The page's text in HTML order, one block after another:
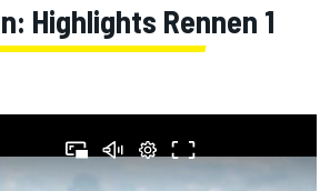
Highlights Rennen 1